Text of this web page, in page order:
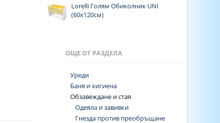
Lorelli Голям Обиколник UNI
(60x120см)
ОЩЕ ОТ РАЗДЕЛА
Уреди
Баня и хигиена
Обзавеждане и стая
Одеяла и завивки
Гнезда против преобръщане